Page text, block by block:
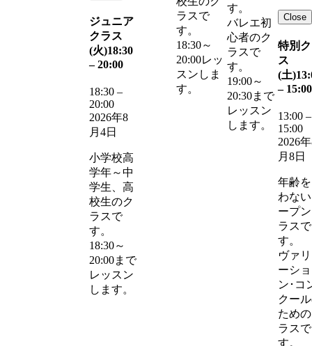
ジュニア
クラス
(火)18:30
– 20:00
18:30 –
20:00
2026年8
月4日
小学校高
学年～中
学生、高
校生のク
ラスで
す。
18:30～
20:00まで
レッスン
します。
ラスで
す。
18:30～
20:00レッ
スンしま
す。
す。
バレエ初
心者のク
ラスで
す。
19:00～
20:30まで
レッスン
します。
Close
特別
ス
(土)
– 15:00
13:00 –
15:00
2026
月8日
年齢
わな
ープ
ラスで
す。
ヴァ
ーショ
ン･コ
クー
ため
ラスで
す。